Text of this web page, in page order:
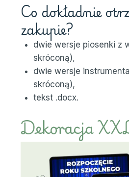
Co dokładnie
zakupie?
dwie wersje piosenki z
skróconą),
dwie wersje
skróconą),
tekst .docx.
Dekoracja